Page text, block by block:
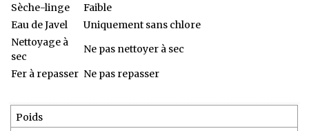
Sèche-linge
Faible
Eau de Javel
Uniquement sans chlore
Nettoyage à
sec
Ne pas nettoyer à sec
Fer à repasser Ne pas repasser
Poids